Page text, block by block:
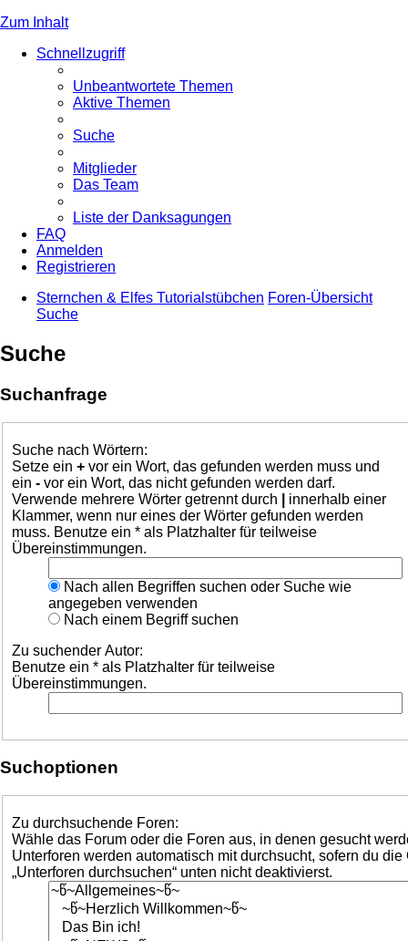
Zum Inhalt
Schnellzugriff
Unbeantwortete Themen
Aktive Themen
Suche
Mitglieder
Das Team
Liste der Danksagungen
FAQ
Anmelden
Registrieren
Sternchen & Elfes Tutorialstübchen Foren-Übersicht
Suche
Suche
Suchanfrage
Suche nach Wörtern:
Setze ein + vor ein Wort, das gefunden werden muss und
ein - vor ein Wort, das nicht gefunden werden darf.
Verwende mehrere Wörter getrennt durch
innerhalb einer
Klammer, wenn nur eines der Wörter gefunden werden
muss. Benutze ein * als Platzhalter für teilweise
Übereinstimmungen.
Nach allen Begriffen suchen oder Suche wie
angegeben verwenden
Nach einem Begriff suchen
Zu suchender Autor:
Benutze ein * als Platzhalter für teilweise
Übereinstimmungen.
Suchoptionen
Zu durchsuchende Foren:
Wähle das Forum oder die Foren aus, in denen gesucht
Unterforen werden automatisch mit durchsucht, sofern du die
„Unterforen durchsuchen“ unten nicht deaktivierst.